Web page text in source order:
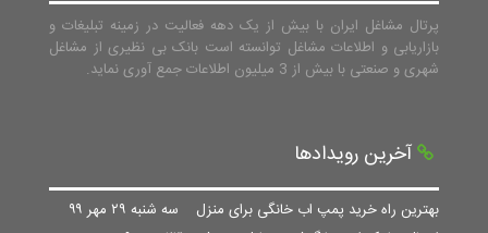
پرتال مشاغل ایران با بیش از یک دهه فعالیت در زمینه تبلیغات و
بازاریابی و اطلاعات مشاغل توانسته است بانک بی نظیری از مشاغل
شهری و صنعتی با بیش از 3 میلیون اطلاعات جمع آوری نماید.
آخرین رویدادها
بهترین راه خرید پمپ اب خانگی برای منزل سه شنبه ۲۹ مهر ۹۹